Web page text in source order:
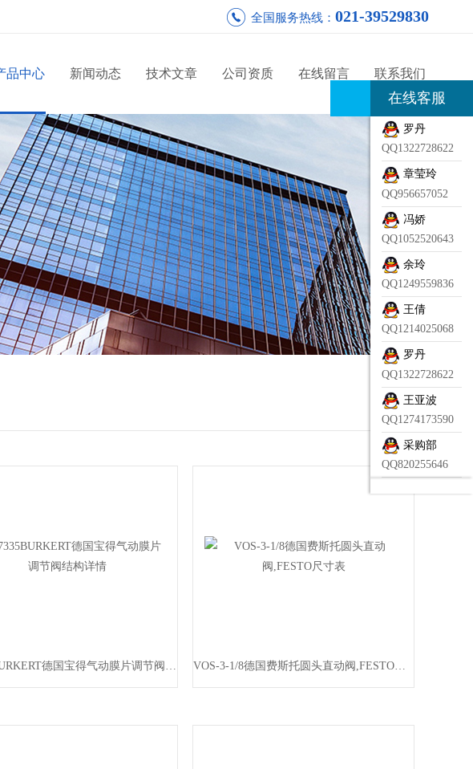
全国服务热线： 021-39529830
品中心 新闻动态 技术文章 公司资质 在线留言 联系我们
507335BURKERT德国宝得气动膜片调节阀结构详情 VOS-3-1/8德国费斯托圆头直动阀,FESTO尺寸表
在线客服
罗丹
QQ1322728622
章莹玲
QQ956657052
冯娇
QQ1052520643
余玲
QQ1249559836
王倩
QQ1214025068
罗丹
QQ1322728622
王亚波
QQ1274173590
采购部
QQ820255646